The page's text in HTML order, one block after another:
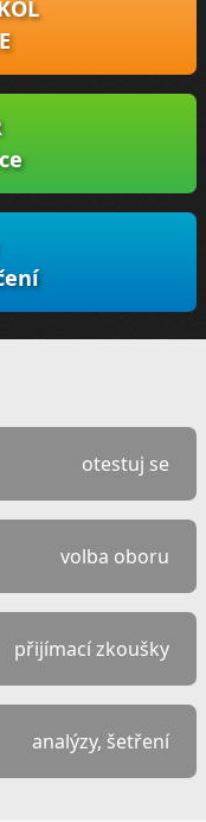
otestuj se
volba oboru
přijímací zkoušky
analýzy, šetření